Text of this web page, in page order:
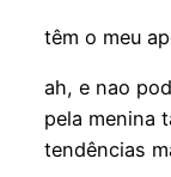
têm o meu
ah, e nao
pela menina
tendências